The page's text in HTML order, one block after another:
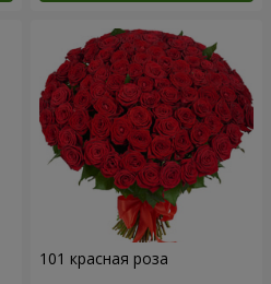
101 красная роза